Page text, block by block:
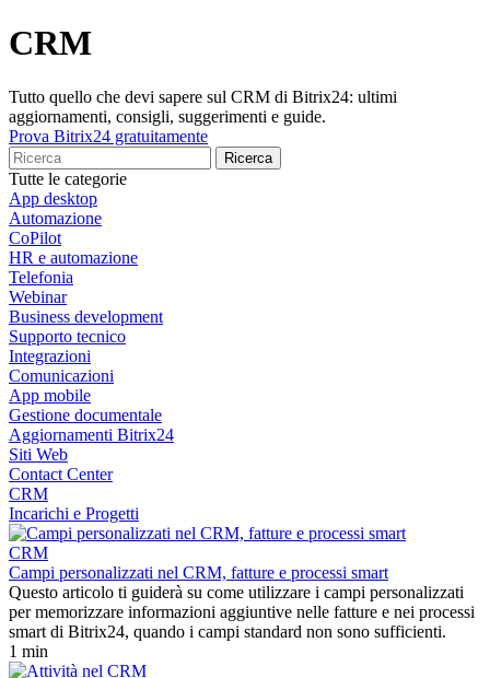
CRM
Tutto quello che devi sapere sul CRM di Bitrix24: ultimi
aggiornamenti, consigli, suggerimenti e guide.
Prova Bitrix24 gratuitamente
Tutte le categorie
App desktop
Automazione
CoPilot
HR e automazione
Telefonia
Webinar
Business development
Supporto tecnico
Integrazioni
Comunicazioni
App mobile
Gestione documentale
Aggiornamenti Bitrix24
Siti Web
Contact Center
CRM
Incarichi e Progetti
CRM
Campi personalizzati nel CRM, fatture e processi smart
Questo articolo ti guiderà su come utilizzare i campi personalizzati
per memorizzare informazioni aggiuntive nelle fatture e nei processi
smart di Bitrix24, quando i campi standard non sono sufficienti.
1 min